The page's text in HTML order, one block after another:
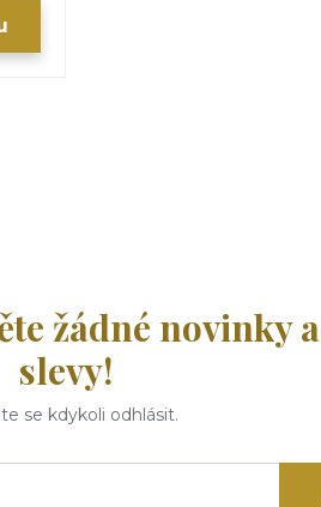
žádné novinky a
slevy!
se kdykoli odhlásit.